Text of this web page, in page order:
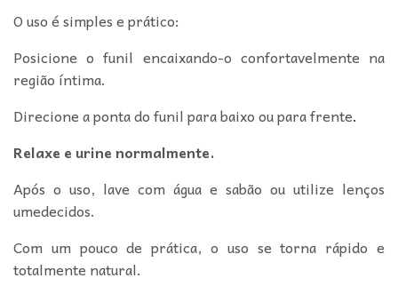
O uso é simples e prático:
Posicione o funil encaixando-o confortavelmente na
região íntima.
Direcione a ponta do funil para baixo ou para frente.
Relaxe e urine normalmente.
Após o uso, lave com água e sabão ou utilize lenços
umedecidos.
Com um pouco de prática, o uso se torna rápido e
totalmente natural.